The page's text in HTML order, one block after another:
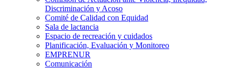
Discriminación y Acoso
Comité de Calidad con Equidad
Sala de lactancia
Espacio de recreación y cuidados
Planificación, Evaluación y Monitoreo
EMPRENUR
Comunicación